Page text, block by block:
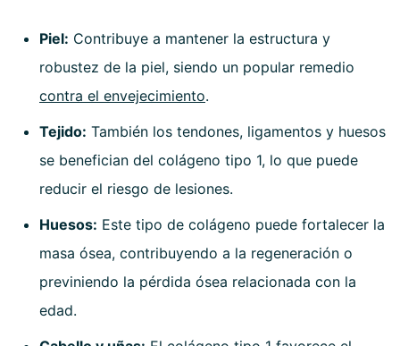
Piel: Contribuye a mantener la estructura y
robustez de la piel, siendo un popular remedio
contra el envejecimiento.
Tejido: También los tendones, ligamentos y huesos
se benefician del colágeno tipo 1, lo que puede
reducir el riesgo de lesiones.
Huesos: Este tipo de colágeno puede fortalecer la
masa ósea, contribuyendo a la regeneración o
previniendo la pérdida ósea relacionada con la
edad.